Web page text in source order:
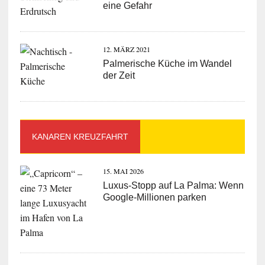
eine Gefahr
12. MÄRZ 2021
Palmerische Küche im Wandel
der Zeit
KANAREN KREUZFAHRT
15. MAI 2026
Luxus-Stopp auf La Palma: Wenn
Google-Millionen parken